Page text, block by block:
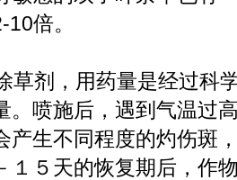
倍。
草剂，用药量是经过科
。喷施后，遇到气温过
产生不同程度的灼伤斑
１５天的恢复期后，作